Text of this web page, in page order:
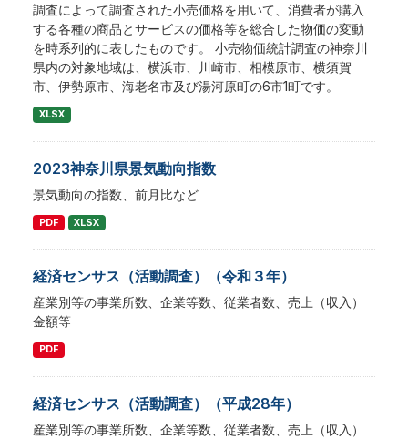
調査によって調査された小売価格を用いて、消費者が購入
する各種の商品とサービスの価格等を総合した物価の変動
を時系列的に表したものです。 小売物価統計調査の神奈川
県内の対象地域は、横浜市、川崎市、相模原市、横須賀
市、伊勢原市、海老名市及び湯河原町の6市1町です。
XLSX
2023神奈川県景気動向指数
景気動向の指数、前月比など
PDF XLSX
経済センサス（活動調査）（令和３年）
産業別等の事業所数、企業等数、従業者数、売上（収入）
金額等
PDF
経済センサス（活動調査）（平成28年）
産業別等の事業所数、企業等数、従業者数、売上（収入）